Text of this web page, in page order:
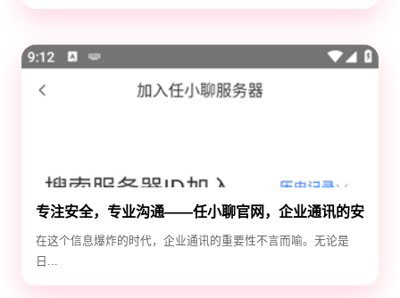
专注安全，专业沟通——任小聊官网，企业通讯的安
全守护神
在这个信息爆炸的时代，企业通讯的重要性不言而喻。无论是
日...